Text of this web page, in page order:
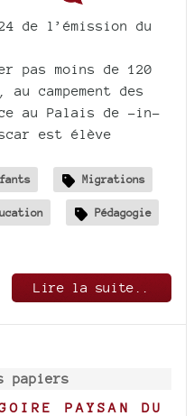
de l’émission du
pas moins de 120
campement des
au Palais de -in-
est élève
Migrations
Pédagogie
Lire la suite..
papiers
PAYSAN DU